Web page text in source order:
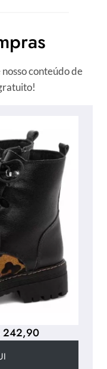
conteúdo de
242,90